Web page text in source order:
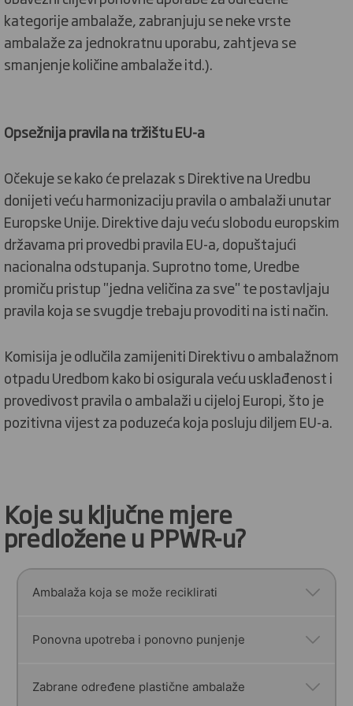
kategorije ambalaže, zabranjuju se neke vrste
ambalaže za jednokratnu uporabu, zahtjeva se
smanjenje količine ambalaže itd.).
Opsežnija pravila na tržištu EU-a
Očekuje se kako će prelazak s Direktive na Uredbu
donijeti veću harmonizaciju pravila o ambalaži unutar
Europske Unije.Direktive daju veću slobodu europskim
državama pri provedbi pravila EU-a, dopuštajući
nacionalna odstupanja.Suprotno tome, Uredbe
promiču pristup "jedna veličina za sve" te postavljaju
pravila koja se svugdje trebaju provoditi na isti način.
Komisija je odlučila zamijeniti Direktivu o ambalažnom
otpadu Uredbom kako bi osigurala veću usklađenost i
provedivost pravila o ambalaži u cijeloj Europi, što je
pozitivna vijest za poduzeća koja posluju diljem EU-a.
Koje su ključne mjere
predložene u PPWR-u?
Ambalaža koja se može reciklirati
Sva ambalaža u EU morat će se moći reciklirati
Ponovna upotreba i ponovno punjenje
Zabrane određene plastične ambalaže